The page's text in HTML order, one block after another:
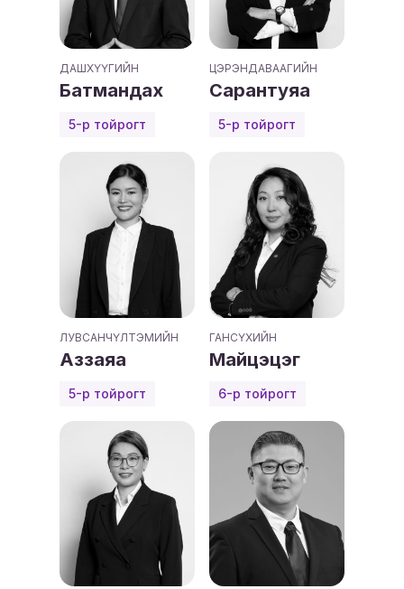
ДАШХҮҮГИЙН
Батмандах
5-р тойрогт
ЦЭРЭНДАВААГИЙН
Сарантуяа
5-р тойрогт
ЛУВСАНЧҮЛТЭМИЙН
Аззаяа
5-р тойрогт
ГАНСҮХИЙН
Майцэцэг
6-р тойрогт